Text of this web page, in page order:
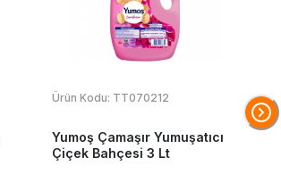
Ürün Kodu: TT070212
Yumoş Çamaşır Yumuşatıcı
Çiçek Bahçesi 3 Lt